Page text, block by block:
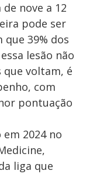
nove a 12
pode ser
39% dos
lesão não
que voltam, é
com
pontuação
2024 no
liga que